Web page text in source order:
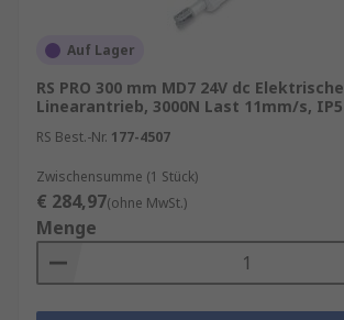
Auf Lager
RS PRO 300 mm MD7 24V dc
Linearantrieb, 3000N Last 11mm/s,
RS Best.-Nr. 177-4507
Zwischensumme (1 Stück)
€ 284,97(ohne MwSt.)
Menge